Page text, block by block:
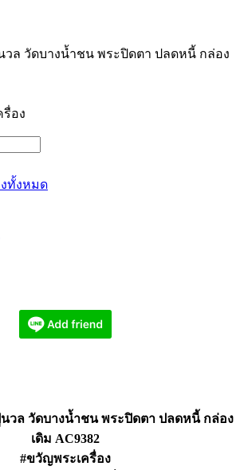
วล วัดบางน้ำชน พระปิดตา ปลดหนี้ กล่อง
อง
ทั้งหมด
วล วัดบางน้ำชน พระปิดตา ปลดหนี้ กล่อง
เดิม AC9382
#ขวัญพระเครื่อง